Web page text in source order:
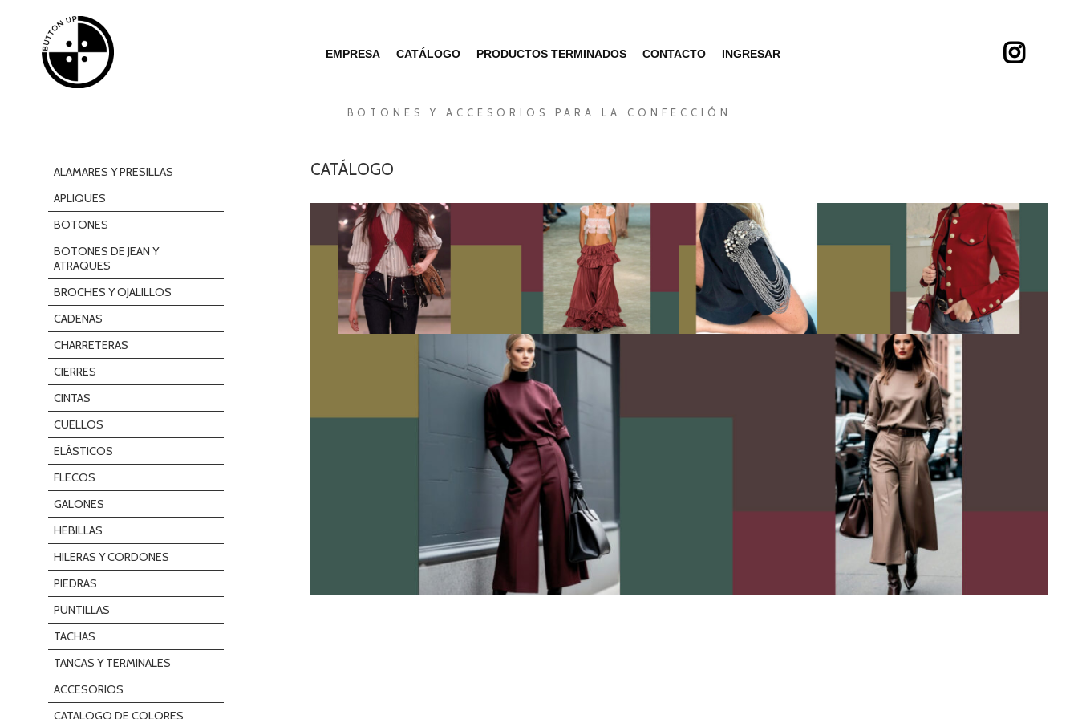
EMPRESA CATÁLOGO PRODUCTOS TERMINADOS CONTACTO INGRESAR
BOTONES Y ACCESORIOS PARA LA CONFECCIÓN
CATÁLOGO
ALAMARES Y PRESILLAS
APLIQUES
BOTONES
BOTONES DE JEAN Y
ATRAQUES
BROCHES Y OJALILLOS
CADENAS
CHARRETERAS
CIERRES
CINTAS
CUELLOS
ELÁSTICOS
FLECOS
GALONES
HEBILLAS
HILERAS Y CORDONES
PIEDRAS
PUNTILLAS
TACHAS
TANCAS Y TERMINALES
ACCESORIOS
CATALOGO DE COLORES